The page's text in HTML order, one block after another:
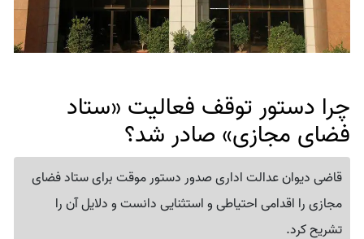
چرا دستور توقف فعالیت «ستاد
فضای مجازی» صادر شد؟
قاضی دیوان عدالت اداری صدور دستور موقت برای ستاد فضای
مجازی را اقدامی احتیاطی و استثنایی دانست و دلایل آن را
تشریح کرد.